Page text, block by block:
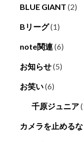
BLUE GIANT (2)
Bリーグ(1)
note関連(6)
お知らせ(5)
お笑い(6)
千原ジュニア
カメラを止めるな